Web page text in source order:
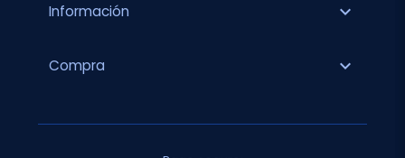
Información expand_more
Compra expand_more